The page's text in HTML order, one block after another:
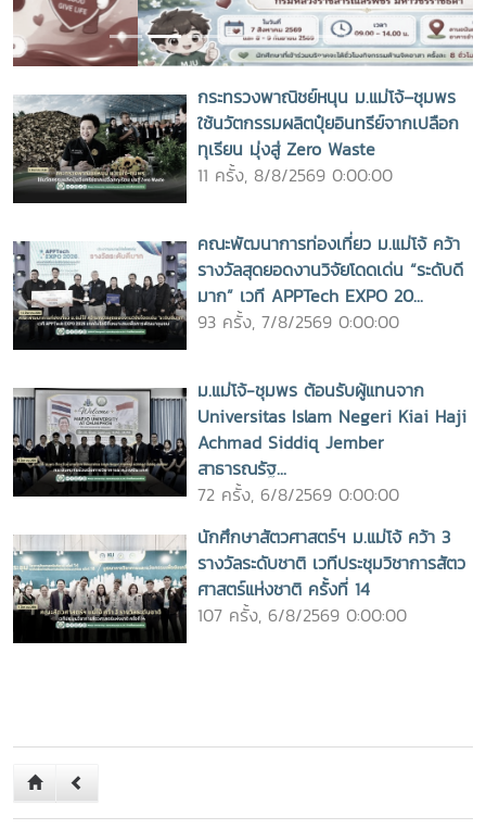
กระทรวงพาณิชย์หนุน ม.แม่โจ้–ชุมพร
ใช้นวัตกรรมผลิตปุ๋ยอินทรีย์จากเปลือก
ทุเรียน มุ่งสู่ Zero Waste
11 ครั้ง, 8/8/2569 0:00:00
คณะพัฒนาการท่องเที่ยว ม.แม่โจ้ คว้า
รางวัลสุดยอดงานวิจัยโดดเด่น “ระดับดี
มาก” เวที APPTech EXPO 20...
93 ครั้ง, 7/8/2569 0:00:00
ม.แม่โจ้-ชุมพร ต้อนรับผู้แทนจาก
Universitas Islam Negeri Kiai Haji
Achmad Siddiq Jember
สาธารณรัฐ...
72 ครั้ง, 6/8/2569 0:00:00
นักศึกษาสัตวศาสตร์ฯ ม.แม่โจ้ คว้า 3
รางวัลระดับชาติ เวทีประชุมวิชาการสัตว
ศาสตร์แห่งชาติ ครั้งที่ 14
107 ครั้ง, 6/8/2569 0:00:00